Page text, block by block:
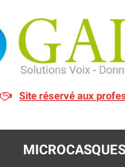
Site réservé aux
MICROCASQUES